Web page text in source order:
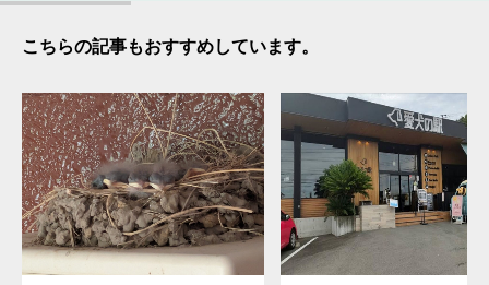
こちらの記事もおすすめしています。